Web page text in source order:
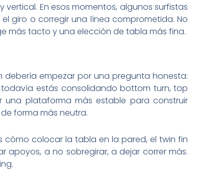
En esos momentos, algunos surfistas
giro o corregir una línea comprometida. No
más tacto y una elección de tabla más fina.
debería empezar por una pregunta honesta:
todavía estás consolidando bottom turn, top
una plataforma más estable para construir
forma más neutra.
cómo colocar la tabla en la pared, el twin fin
a no sobregirar, a dejar correr más.